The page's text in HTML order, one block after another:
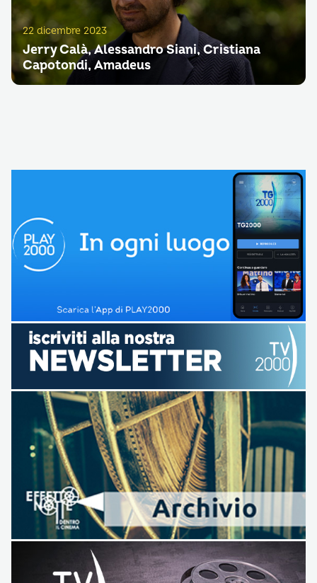
22 dicembre 2023
Jerry Calà, Alessandro Siani, Cristiana
Capotondi, Amadeus